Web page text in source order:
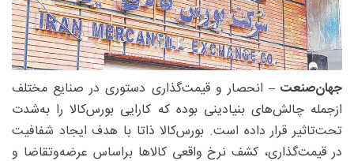
جهان‌صنعت – انحصار و قیمت‌گذاری دستوری در صنایع مختلف
ازجمله چالش‌های بنیادینی بوده که کارایی بورس‌کالا را به‌شدت
تحت‌تاثیر قرار داده است. بورس‌کالا ذاتا با هدف ایجاد شفافیت
در قیمت‌گذاری، کشف نرخ واقعی کالاها براساس عرضه‌وتقاضا و